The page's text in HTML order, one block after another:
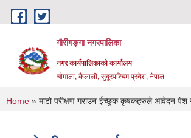
Skip to main content
गौरीगङ्गा नगरपालिका
नगर कार्यपालिकाको कार्यालय
चौमाला, कैलाली, सुदूरपश्चिम प्रदेश, नेपाल
You are here
Home » माटो परीक्षण गराउन ईच्छुक कृषकहरुले आवेदन पेश